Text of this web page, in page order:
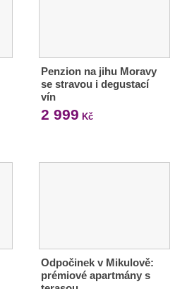
Penzion na jihu Moravy
se stravou i degustací
vín
2 999 Kč
Odpočinek v Mikulově:
prémiové apartmány s